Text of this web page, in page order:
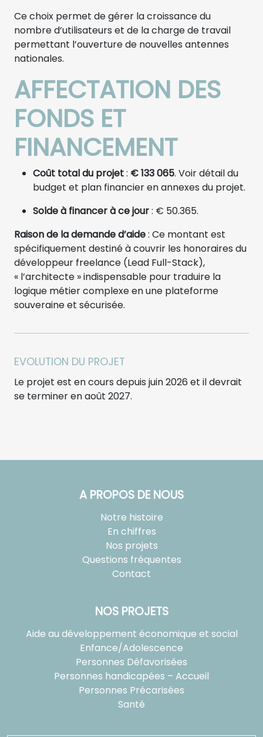
Ce choix permet de gérer la croissance du
nombre d’utilisateurs et de la charge de travail
permettant l’ouverture de nouvelles antennes
nationales.
AFFECTATION DES
FONDS ET
FINANCEMENT
Coût total du projet: € 133 065. Voir détail du
budget et plan financier en annexes du projet.
Solde à financer à ce jour: € 50.365.
Raison de la demande d’aide: Ce montant est
spécifiquement destiné à couvrir les honoraires du
développeur freelance (Lead Full-Stack),
« l’architecte » indispensable pour traduire la
logique métier complexe en une plateforme
souveraine et sécurisée.
EVOLUTION DU PROJET
Le projet est en cours depuis juin 2026 et il devrait
se terminer en août 2027.
A PROPOS DE NOUS
Notre histoire
En chiffres
Nos projets
Questions fréquentes
Contact
NOS PROJETS
Aide au développement économique et social
Enfance/Adolescence
Personnes Défavorisées
Personnes handicapées – Accueil
Personnes Précarisées
Santé